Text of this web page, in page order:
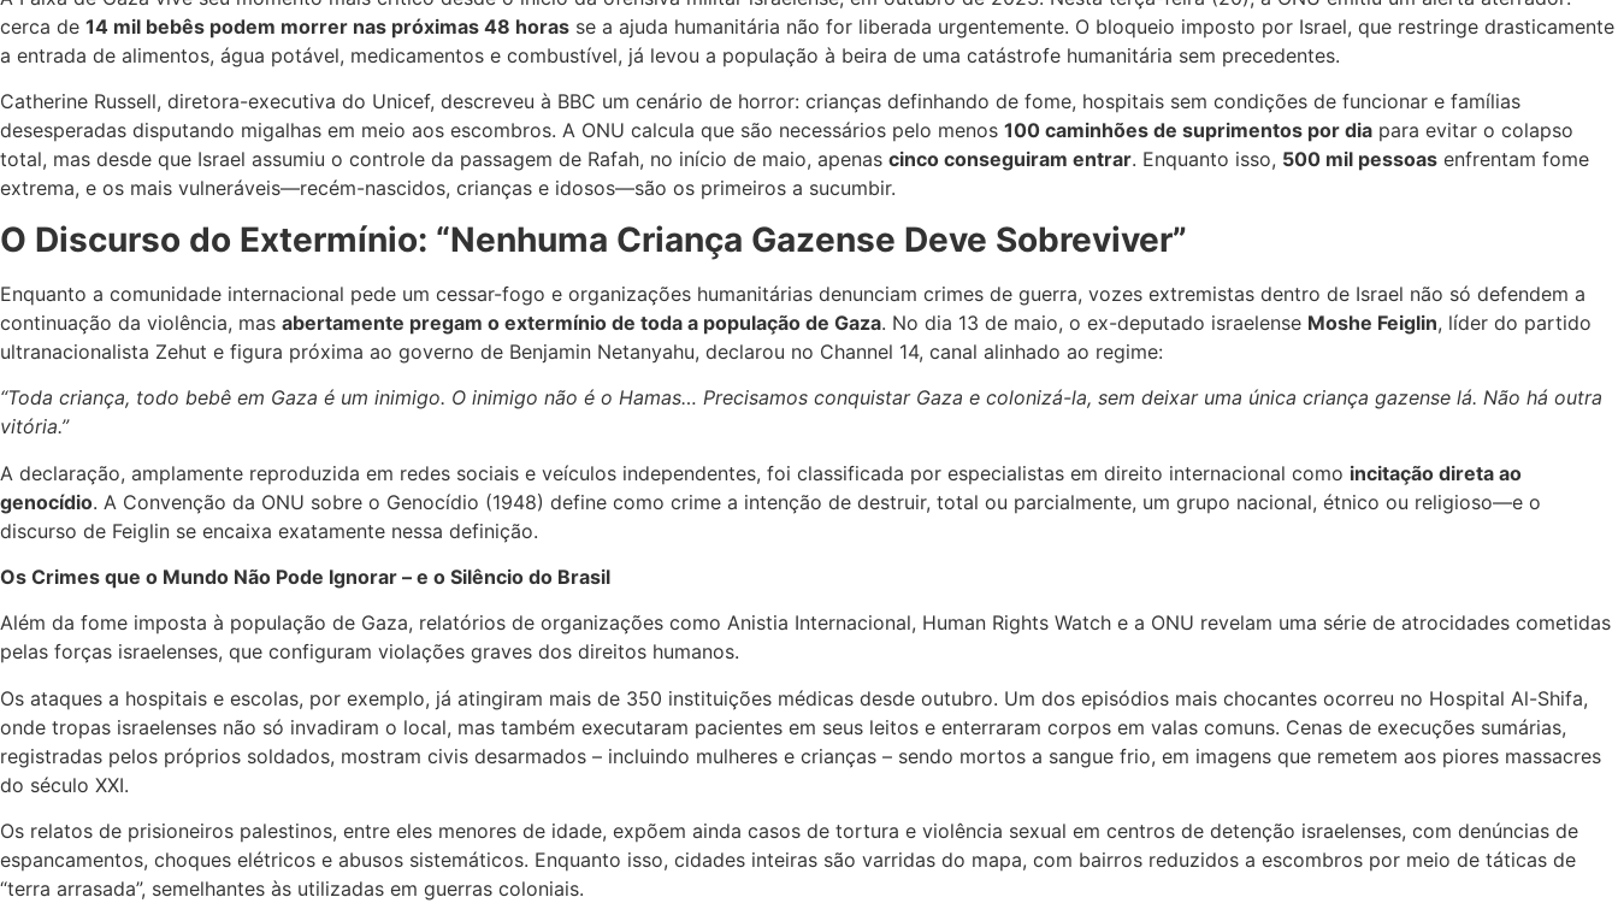
cerca de 14 mil bebês podem morrer nas próximas 48 horas se a ajuda humanitária não for liberada urgentemente. O bloqueio imposto por Israel, que restringe drasticamente
a entrada de alimentos, água potável, medicamentos e combustível, já levou a população à beira de uma catástrofe humanitária sem precedentes.
Catherine Russell, diretora-executiva do Unicef, descreveu à BBC um cenário de horror: crianças definhando de fome, hospitais sem condições de funcionar e famílias
desesperadas disputando migalhas em meio aos escombros. A ONU calcula que são necessários pelo menos 100 caminhões de suprimentos por dia para evitar o colapso
total, mas desde que Israel assumiu o controle da passagem de Rafah, no início de maio, apenas cinco conseguiram entrar. Enquanto isso, 500 mil pessoas enfrentam fome
extrema, e os mais vulneráveis—recém-nascidos, crianças e idosos—são os primeiros a sucumbir.
O Discurso do Extermínio: “Nenhuma Criança Gazense Deve Sobreviver”
Enquanto a comunidade internacional pede um cessar-fogo e organizações humanitárias denunciam crimes de guerra, vozes extremistas dentro de Israel não só defendem a
continuação da violência, mas abertamente pregam o extermínio de toda a população de Gaza. No dia 13 de maio, o ex-deputado israelense Moshe Feiglin, líder do partido
ultranacionalista Zehut e figura próxima ao governo de Benjamin Netanyahu, declarou no Channel 14, canal alinhado ao regime:
“Toda criança, todo bebê em Gaza é um inimigo. O inimigo não é o Hamas… Precisamos conquistar Gaza e colonizá-la, sem deixar uma única criança gazense lá. Não há outra
vitória.”
A declaração, amplamente reproduzida em redes sociais e veículos independentes, foi classificada por especialistas em direito internacional como incitação direta ao
genocídio. A Convenção da ONU sobre o Genocídio (1948) define como crime a intenção de destruir, total ou parcialmente, um grupo nacional, étnico ou religioso—e o
discurso de Feiglin se encaixa exatamente nessa definição.
Os Crimes que o Mundo Não Pode Ignorar – e o Silêncio do Brasil
Além da fome imposta à população de Gaza, relatórios de organizações como Anistia Internacional, Human Rights Watch e a ONU revelam uma série de atrocidades cometidas
pelas forças israelenses, que configuram violações graves dos direitos humanos.
Os ataques a hospitais e escolas, por exemplo, já atingiram mais de 350 instituições médicas desde outubro. Um dos episódios mais chocantes ocorreu no Hospital Al-Shifa,
onde tropas israelenses não só invadiram o local, mas também executaram pacientes em seus leitos e enterraram corpos em valas comuns. Cenas de execuções sumárias,
registradas pelos próprios soldados, mostram civis desarmados – incluindo mulheres e crianças – sendo mortos a sangue frio, em imagens que remetem aos piores massacres
do século XXI.
Os relatos de prisioneiros palestinos, entre eles menores de idade, expõem ainda casos de tortura e violência sexual em centros de detenção israelenses, com denúncias de
espancamentos, choques elétricos e abusos sistemáticos. Enquanto isso, cidades inteiras são varridas do mapa, com bairros reduzidos a escombros por meio de táticas de
“terra arrasada”, semelhantes às utilizadas em guerras coloniais.